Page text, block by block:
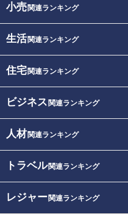
小売関連ランキング
生活関連ランキング
住宅関連ランキング
ビジネス 関連ランキング
人材関連ランキング
トラベル関連ランキング
レジャー関連ランキング